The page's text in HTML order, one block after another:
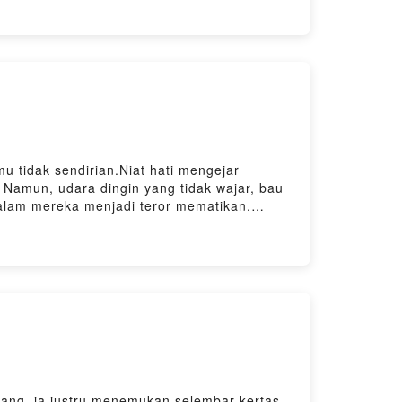
.... thanksDengerin juga podcast
tidak sendirian.Niat hati mengejar
udara dingin yang tidak wajar, bau
mereka menjadi teror mematikan.
commentsKirimkan Cerita